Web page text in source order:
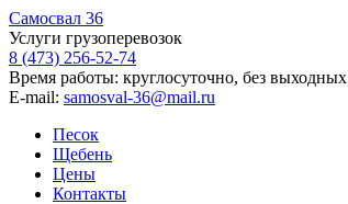
Самосвал 36
Услуги грузоперевозок
8 (473) 256-52-74
Время работы: круглосуточно, без выходных
E-mail: samosval-36@mail.ru
Песок
Щебень
Цены
Контакты